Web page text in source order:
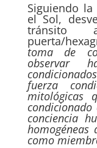
Siguiendo
el Sol,
tránsito
puerta/
toma de
observar
fuerza
mitológicas
conciencia
homogéneas
como